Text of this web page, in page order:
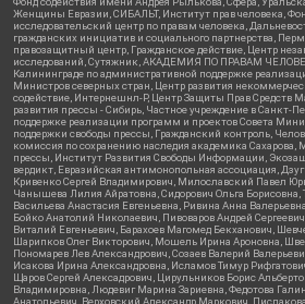
Женщины Евразии, СИБАЛЬТ, Институт прав человека,
исследовательский центр по правам человека,
гражданских инициатив и социального партнерства,
правозащитный центр, Гражданское действие, Центр
исследований, Сутяжник, АКАДЕМИЯ ПО ПРАВАМ
Калининграде по административной поддержке
Министров северных стран, Центр развития
содействие, Интернешнл-Р, Центр Защиты Прав Средств
развития прессы - Сибирь, Частное учреждение в Санкт-
поддержке реализации программ и проектов Совета
поддержки свободы прессы, Гражданский контроль,
комиссия по сохранению наследия академика Сахарова,
прессы, Институт Развития Свободы Информации,
вердикт, Евразийская антимонопольная ассоциация,
Кривенко Сергей Владимирович, Милославский Павел
Чанышева Лилия Айратовна, Сидорович Ольга Борисовна,
Васильева Анастасия Евгеньевна, Ривина Анна
Бойко Анатолий Николаевич, Пивоваров Андрей
Виталий Евгеньевич, Барахоев Магомед Бекханович,
Шарипков Олег Викторович, Мошель Ирина Ароновна,
Пономарев Лев Александрович, Созаев Валерий
Исакова Ирина Александровна, Исламов Тимур
Щаров Сергей Алексадрович, Цирульников Борис
Владимировна, Людевиг Марина Зариевна, Федотова